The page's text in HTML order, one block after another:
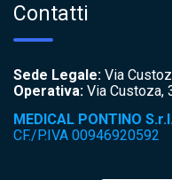
Contatti
Sede Legale: Via
Operativa: Via Custoza,
MEDICAL PONTINO S.r.l.
CF./P.IVA 00946920592